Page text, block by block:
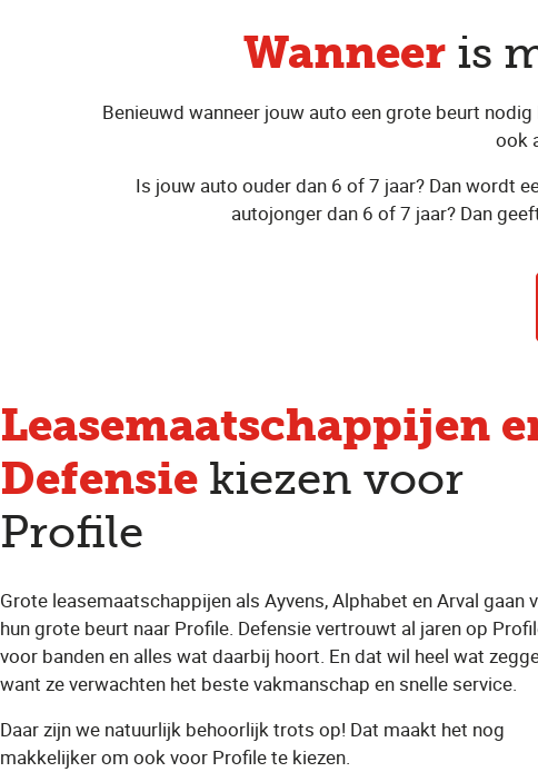
Wanneer is
Benieuwd wanneer jouw auto een grote beurt
ook
Is jouw auto ouder dan 6 of 7 jaar? Dan wordt
autojonger dan 6 of 7 jaar? Dan
Leasemaatschappijen
Defensie kiezen voor
Profile
Grote leasemaatschappijen als Ayvens, Alphabet en Arval gaan
hun grote beurt naar Profile. Defensie vertrouwt al jaren op
voor banden en alles wat daarbij hoort. En dat wil heel wat
want ze verwachten het beste vakmanschap en snelle service.
Daar zijn we natuurlijk behoorlijk trots op! Dat maakt het nog
makkelijker om ook voor Profile te kiezen.